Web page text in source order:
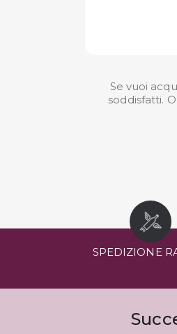
Se vuoi
soddisfatti.
SPEDIZIONE